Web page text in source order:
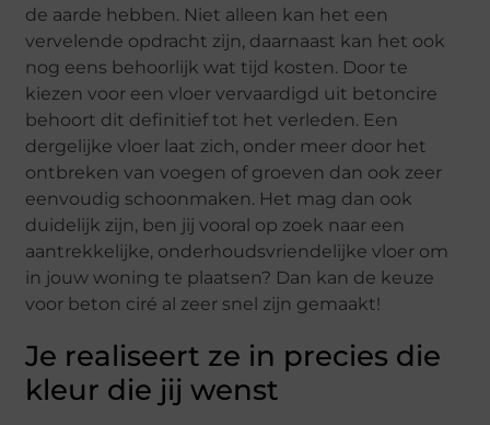
de aarde hebben. Niet alleen kan het een
vervelende opdracht zijn, daarnaast kan het ook
nog eens behoorlijk wat tijd kosten. Door te
kiezen voor een vloer vervaardigd uit betoncire
behoort dit definitief tot het verleden. Een
dergelijke vloer laat zich, onder meer door het
ontbreken van voegen of groeven dan ook zeer
eenvoudig schoonmaken. Het mag dan ook
duidelijk zijn, ben jij vooral op zoek naar een
aantrekkelijke, onderhoudsvriendelijke vloer om
in jouw woning te plaatsen? Dan kan de keuze
voor beton ciré al zeer snel zijn gemaakt!
Je realiseert ze in precies die
kleur die jij wenst